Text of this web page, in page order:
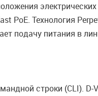
PoE. Технология
подачу питания в
строки (CLI). D-